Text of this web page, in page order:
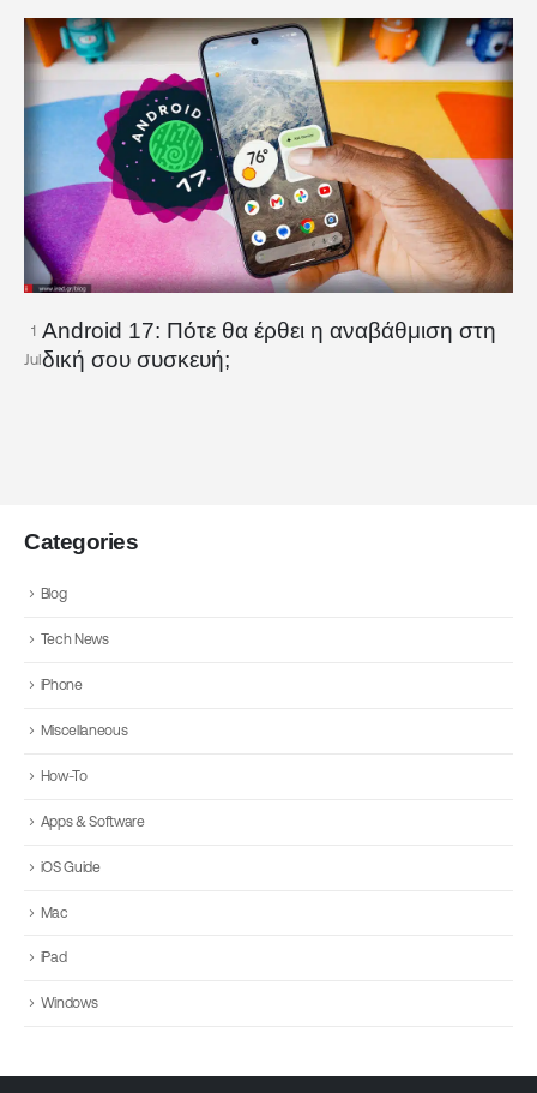
1
Jul
Android 17: Πότε θα έρθει η αναβάθμιση στη
δική σου συσκευή;
Categories
Blog
Tech News
iPhone
Miscellaneous
How-To
Apps & Software
iOS Guide
Mac
iPad
Windows